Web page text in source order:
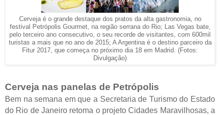
Cerveja é o grande destaque dos pratos da alta gastronomia, no
festival Petrópolis Gourmet, na região serrana do Rio; Las Vegas bate,
pelo terceiro ano consecutivo, o seu recorde de visitantes, com 600mil
turistas a mais que no ano de 2015; A Argentina é o destino parceiro da
Fitur 2017, que começa no próximo dia 18 em Madrid. (Fotos:
Divulgação)
Cerveja nas panelas de Petrópolis
Bem na semana em que a Secretaria de Turismo do Estado
do Rio de Janeiro retoma o projeto Cidades Maravilhosas, a